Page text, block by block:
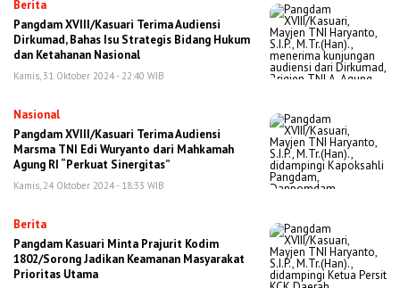
Berita
Pangdam XVIII/Kasuari Terima Audiensi
Dirkumad, Bahas Isu Strategis Bidang Hukum
dan Ketahanan Nasional
Kamis, 31 Oktober 2024 - 22:40 WIB
Nasional
Pangdam XVIII/Kasuari Terima Audiensi
Marsma TNI Edi Wuryanto dari Mahkamah
Agung RI “Perkuat Sinergitas”
Kamis, 24 Oktober 2024 - 18:33 WIB
Berita
Pangdam Kasuari Minta Prajurit Kodim
1802/Sorong Jadikan Keamanan Masyarakat
Prioritas Utama